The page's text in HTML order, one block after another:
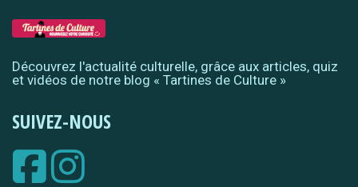
Découvrez l'actualité culturelle, grâce aux articles, quiz
et vidéos de notre blog « Tartines de Culture »
SUIVEZ-NOUS